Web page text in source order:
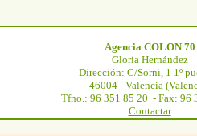
Agencia COLON 70
Gloria Hernández
Dirección: C/Sorni, 1 1º
46004 - Valencia
Tfno.: 96 351 85 20 - Fax: 96
Contactar